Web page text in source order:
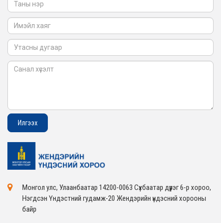
Монгол улс, Улаанбаатар 14200-0063 Сүхбаатар дүүрэг 6-р хороо,
Нэгдсэн Үндэстний гудамж-20 Жендэрийн үндэсний хорооны
байр